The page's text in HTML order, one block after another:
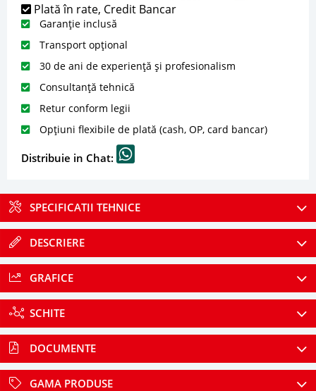
Plată în rate, Credit Bancar
Garanție inclusă
Transport opțional
30 de ani de experiență și profesionalism
Consultanță tehnică
Retur conform legii
Opțiuni flexibile de plată (cash, OP, card bancar)
Distribuie in Chat:
SPECIFICATII TEHNICE
DESCRIERE
GRAFICE
SCHITE
DOCUMENTE
GAMA PRODUSE